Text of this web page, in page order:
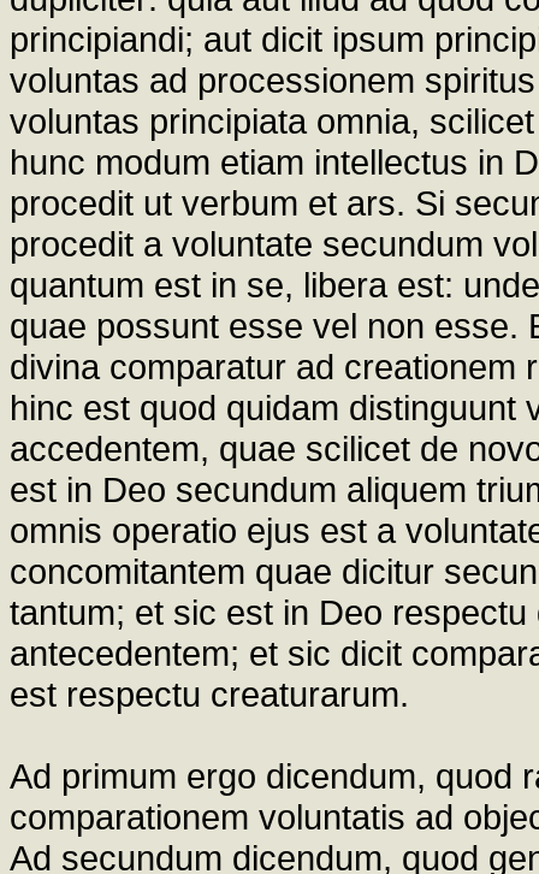
principiandi; aut dicit ipsum
voluntas ad processionem
voluntas principiata omnia,
hunc modum etiam intellectus in
procedit ut verbum et ars. Si
procedit a voluntate secundum
quantum est in se, libera est:
quae possunt esse vel non esse.
divina comparatur ad creationem
hinc est quod quidam distinguunt
accedentem, quae scilicet de
est in Deo secundum aliquem
omnis operatio ejus est a
concomitantem quae dicitur
tantum; et sic est in Deo
antecedentem; et sic dicit
est respectu creaturarum.
Ad primum ergo dicendum, quod
comparationem voluntatis ad
Ad secundum dicendum, quod